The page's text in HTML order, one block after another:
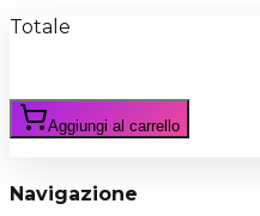
Totale
Aggiungi al carrello
Navigazione